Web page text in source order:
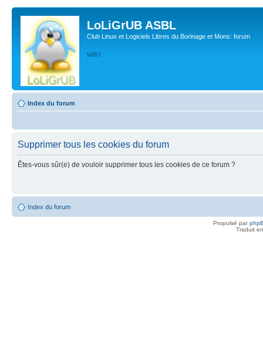
LoLiGrUB ASBL
Club Linux et Logiciels Libres du Borinage et Mons: forum
WIKI
Index du forum
Supprimer tous les cookies du forum
Êtes-vous sûr(e) de vouloir supprimer tous les cookies de ce forum ?
Index du forum
Propulsé par
Traduit